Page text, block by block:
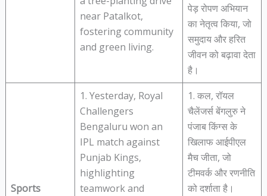
near Patalkot,
fostering community
and green living.
पेड़ रोपण अभियान
का नेतृत्व किया, जो
समुदाय और हरित
जीवन को बढ़ावा देता
है।
Sports
1. Yesterday, Royal
Challengers
Bengaluru won an
IPL match against
Punjab Kings,
highlighting
teamwork and
1. कल, रॉयल
चैलेंजर्स बेंगलुरु ने
पंजाब किंग्स के
खिलाफ आईपीएल
मैच जीता, जो
टीमवर्क और रणनीति
को दर्शाता है।